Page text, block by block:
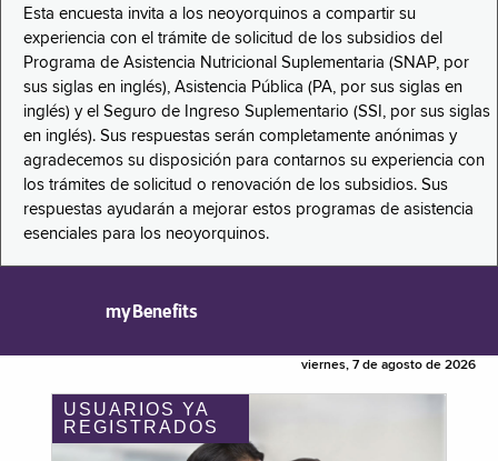
Esta encuesta invita a los neoyorquinos a compartir su
experiencia con el trámite de solicitud de los subsidios del
Programa de Asistencia Nutricional Suplementaria (SNAP, por
sus siglas en inglés), Asistencia Pública (PA, por sus siglas en
inglés) y el Seguro de Ingreso Suplementario (SSI, por sus siglas
en inglés). Sus respuestas serán completamente anónimas y
agradecemos su disposición para contarnos su experiencia con
los trámites de solicitud o renovación de los subsidios. Sus
respuestas ayudarán a mejorar estos programas de asistencia
esenciales para los neoyorquinos.
myBenefits
viernes, 7 de agosto de 2026
USUARIOS YA
REGISTRADOS